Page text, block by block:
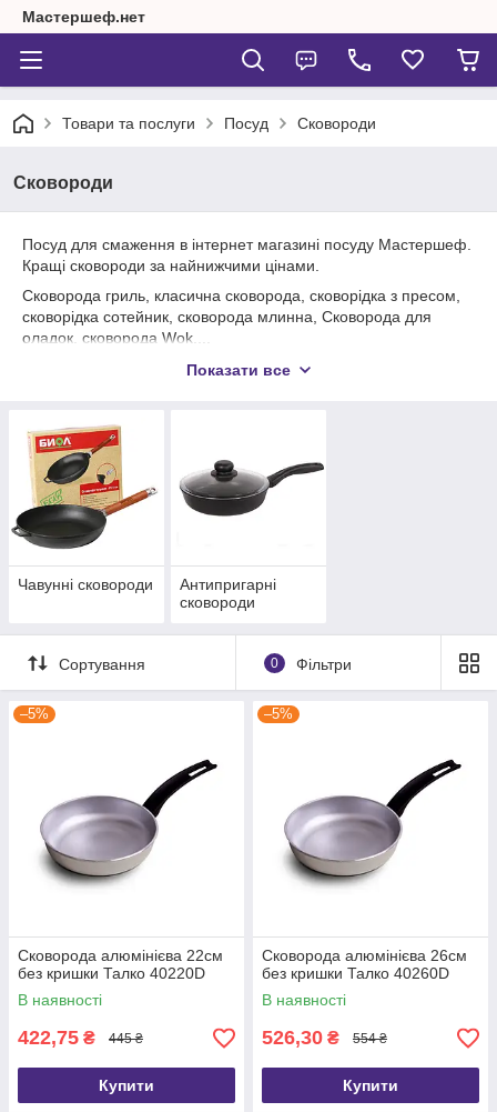
Мастершеф.нет
Товари та послуги Посуд Сковороди
Сковороди
Посуд для смаження в інтернет магазині посуду Мастершеф.
Кращі сковороди за найнижчими цінами.
Сковорода гриль, класична сковорода, сковорідка з пресом,
сковорідка сотейник, сковорода млинна, Сковорода для
оладок, сковорода Wok....
Сковороди з антипригарним і керамічним покриттям: Біол
алюмінієві: Біол (Україна), Силумін(Україна), Талко (Україна).
Показати все
Чавунні сковороди
Антипригарні
сковороди
Сортування 0 Фільтри
–5%
Сковорода алюмінієва 22см
без кришки Талко 40220D
В наявності
422,75 ₴ 445 ₴
Купити
–5%
Сковорода алюмінієва 26см
без кришки Талко 40260D
В наявності
526,30 ₴ 554 ₴
Купити